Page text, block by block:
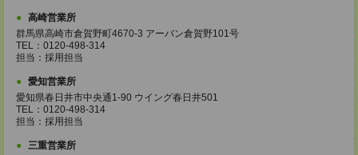
高崎営業所
群馬県高崎市倉賀野町4670-3 アーバン倉賀野101号
TEL：0120-498-314
担当：採用担当
愛知営業所
愛知県春日井市中央通1-90 ウイング春日井501
TEL：0120-498-314
担当：採用担当
三重営業所